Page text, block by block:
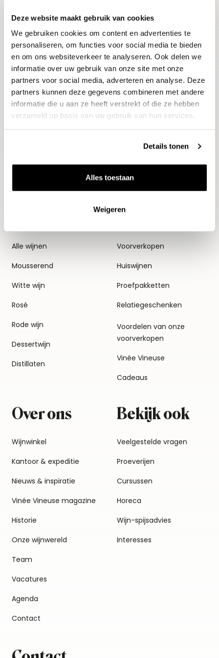
Deze website maakt gebruik van cookies
We gebruiken cookies om content en advertenties te
personaliseren, om functies voor social media te bieden
en om ons websiteverkeer te analyseren. Ook delen we
informatie over uw gebruik van onze site met onze
partners voor social media, adverteren en analyse. Deze
partners kunnen deze gegevens combineren met andere
informatie die u aan ze heeft verstrekt of die ze hebben
verzameld op basis van uw gebruik van hun services.
Details tonen
Alles toestaan
Weigeren
Blijf op de hoogte
Ontvang het laatste wijnnieuws, proeverijen en
evenementen
E-mailadres
Aanmelden
Alle wijnen
Mousserend
Witte wijn
Rosé
Rode wijn
Dessertwijn
Distillaten
Thema's
Voorverkopen
Huiswijnen
Proefpakketten
Relatiegeschenken
Voordelen van onze
voorverkopen
Vinée Vineuse
Cadeaus
Over ons
Wijnwinkel
Kantoor & expeditie
Nieuws & inspiratie
Vinée Vineuse magazine
Historie
Onze wijnwereld
Team
Vacatures
Agenda
Contact
Bekijk ook
Veelgestelde vragen
Proeverijen
Cursussen
Horeca
Wijn-spijsadvies
Interesses